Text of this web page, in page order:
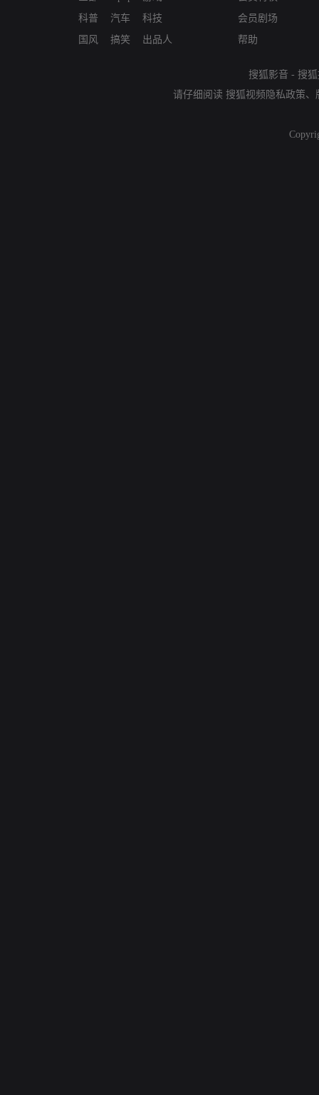
科普
国风
汽车
搞笑
科技
出品人
会员剧场
帮助
搜狐影音 - 搜
请仔细阅读 搜狐视频隐私政策、